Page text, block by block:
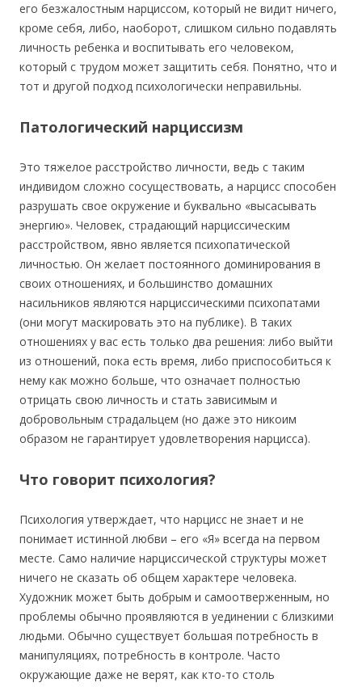
его безжалостным нарциссом, который не видит ничего,
кроме себя, либо, наоборот, слишком сильно подавлять
личность ребенка и воспитывать его человеком,
который с трудом может защитить себя. Понятно, что и
тот и другой подход психологически неправильны.
Патологический нарциссизм
Это тяжелое расстройство личности, ведь с таким
индивидом сложно сосуществовать, а нарцисс способен
разрушать свое окружение и буквально «высасывать
энергию». Человек, страдающий нарциссическим
расстройством, явно является психопатической
личностью. Он желает постоянного доминирования в
своих отношениях, и большинство домашних
насильников являются нарциссическими психопатами
(они могут маскировать это на публике). В таких
отношениях у вас есть только два решения: либо выйти
из отношений, пока есть время, либо приспособиться к
нему как можно больше, что означает полностью
отрицать свою личность и стать зависимым и
добровольным страдальцем (но даже это никоим
образом не гарантирует удовлетворения нарцисса).
Что говорит психология?
Психология утверждает, что нарцисс не знает и не
понимает истинной любви – его «Я» всегда на первом
месте. Само наличие нарциссической структуры может
ничего не сказать об общем характере человека.
Художник может быть добрым и самоотверженным, но
проблемы обычно проявляются в уединении с близкими
людьми. Обычно существует большая потребность в
манипуляциях, потребность в контроле. Часто
окружающие даже не верят, как кто-то столь